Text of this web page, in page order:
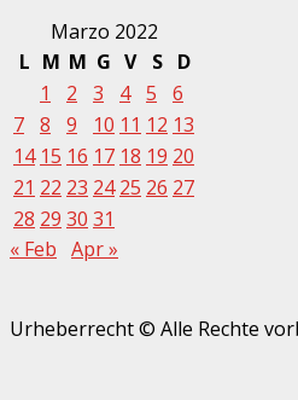
Marzo 2022
L M M G V S
D
1
2 3 4 5
6
7 8 9 10 11 12 13
14 15 16 17 18 19 20
21 22 23 24 25 26 27
28 29 30 31
« Feb Apr »
Urheberrecht © Alle Rechte